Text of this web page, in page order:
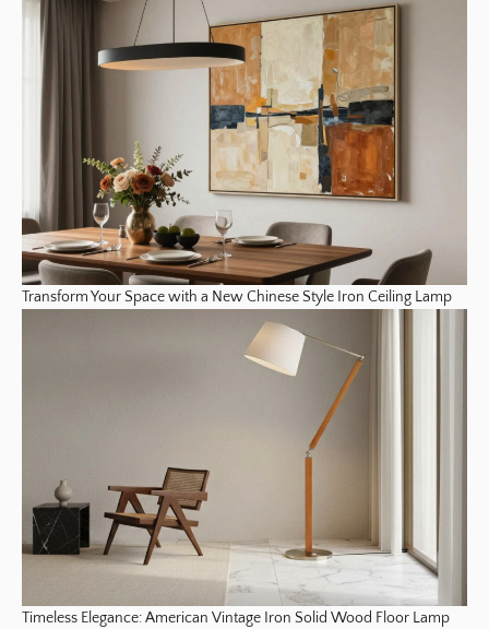
Transform Your Space with a New Chinese Style Iron Ceiling Lamp
Timeless Elegance: American Vintage Iron Solid Wood Floor Lamp